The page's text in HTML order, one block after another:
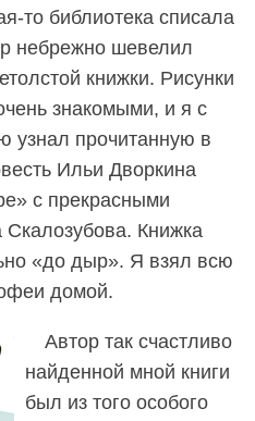
то библиотека списала
небрежно шевелил
книжки. Рисунки
знакомыми, и я с
узнал прочитанную в
Ильи Дворкина
с прекрасными
Книжка
«до дыр». Я взял всю
домой.
Автор так счастливо
найденной мной книги
был из того особого